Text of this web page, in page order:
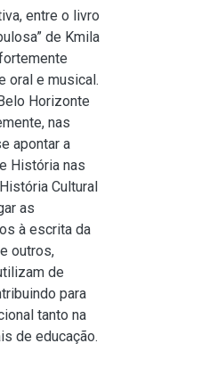
entre o livro
de Kmila
oral e musical.
Horizonte
nas
apontar a
História nas
Cultural
as
à escrita da
outros,
de
para
tanto na
de educação.